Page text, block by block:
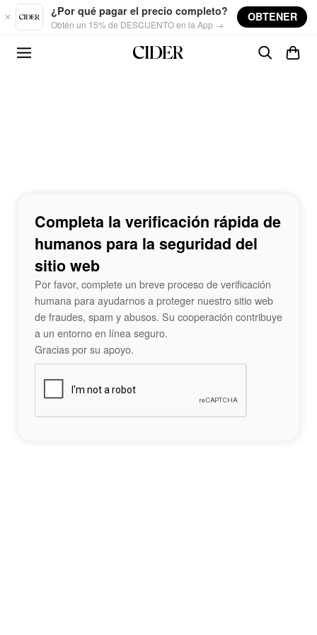
Skip to main content
¿Por qué pagar el precio completo?
Obtén un 15% de DESCUENTO en la App →
OBTENER
Completa la verificación rápida de
humanos para la seguridad del
sitio web
Por favor, complete un breve proceso de verificación
humana para ayudarnos a proteger nuestro sitio web
de fraudes, spam y abusos. Su cooperación contribuye
a un entorno en línea seguro.
Gracias por su apoyo.